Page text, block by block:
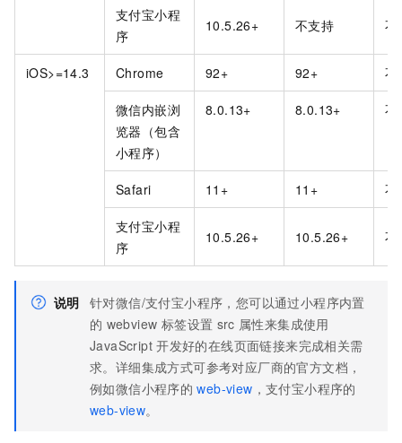
支付宝小程
序
10.5.26+ 不支持 不
iOS>=14.3 Chrome 92+ 92+ 不
微信内嵌浏
览器（包含
小程序）
8.0.13+ 8.0.13+ 不
Safari 11+ 11+ 不
支付宝小程
序
10.5.26+ 10.5.26+ 不
说明 针对微信/支付宝小程序，您可以通过小程序内置
的 webview 标签设置 src 属性来集成使用
JavaScript 开发好的在线页面链接来完成相关需
求。详细集成方式可参考对应厂商的官方文档，
例如微信小程序的 web-view ，支付宝小程序的
web-view。